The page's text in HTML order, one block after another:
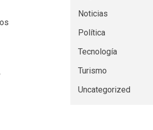
Noticias
Política
Tecnología
Turismo
Uncategorized